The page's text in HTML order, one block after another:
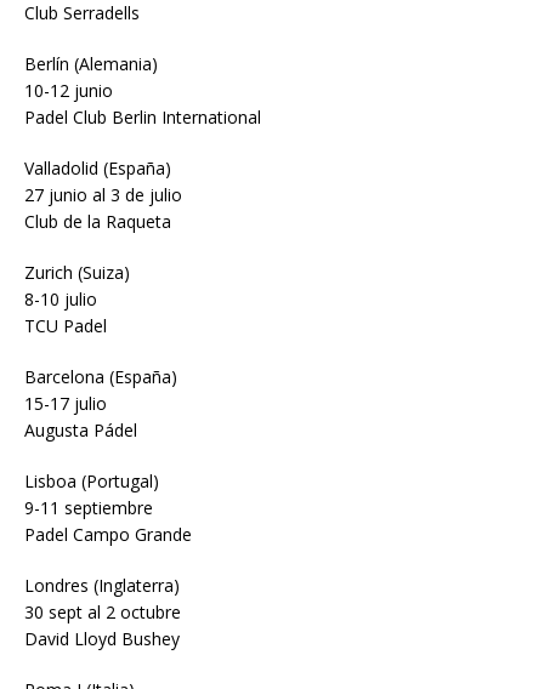
Club Serradells
Berlín (Alemania)
10-12 junio
Padel Club Berlin International
Valladolid (España)
27 junio al 3 de julio
Club de la Raqueta
Zurich (Suiza)
8-10 julio
TCU Padel
Barcelona (España)
15-17 julio
Augusta Pádel
Lisboa (Portugal)
9-11 septiembre
Padel Campo Grande
Londres (Inglaterra)
30 sept al 2 octubre
David Lloyd Bushey